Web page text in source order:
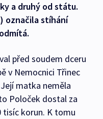
a druhý od státu.
označila stíhání
před soudem dceru
v Nemocnici Třinec
matka neměla
Poloček dostal za
tisíc korun. K tomu